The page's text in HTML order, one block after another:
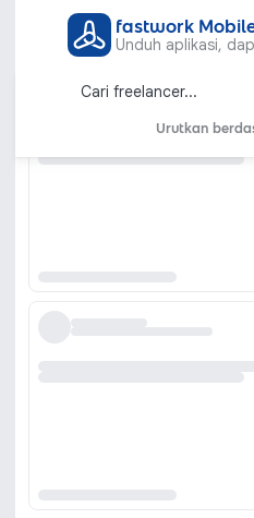
fastwork
Unduh aplikasi,
Urutkan